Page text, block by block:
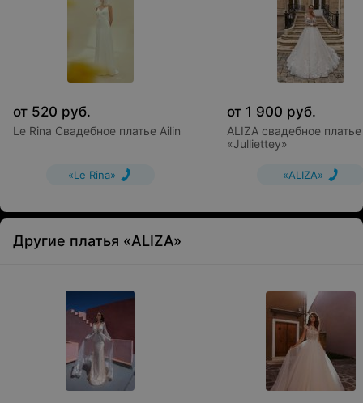
от 520 руб.
Le Rina Свадебное платье Ailin
«Le Rina»
от 1 900 руб.
ALIZA свадебное платье
«Julliettey»
«ALIZA»
Другие платья «ALIZA»